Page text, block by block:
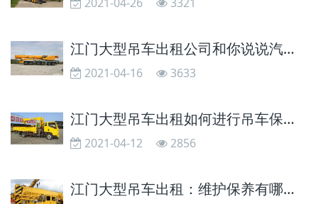
江门大型吊车出租公司和你说说汽车起重机长时间停用的损害
2021-04-16 3633
江门大型吊车出租如何进行吊车保养？
2021-04-12 2856
江门大型吊车出租：维护保养有哪些误区？